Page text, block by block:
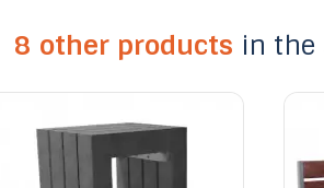
8 other products in the